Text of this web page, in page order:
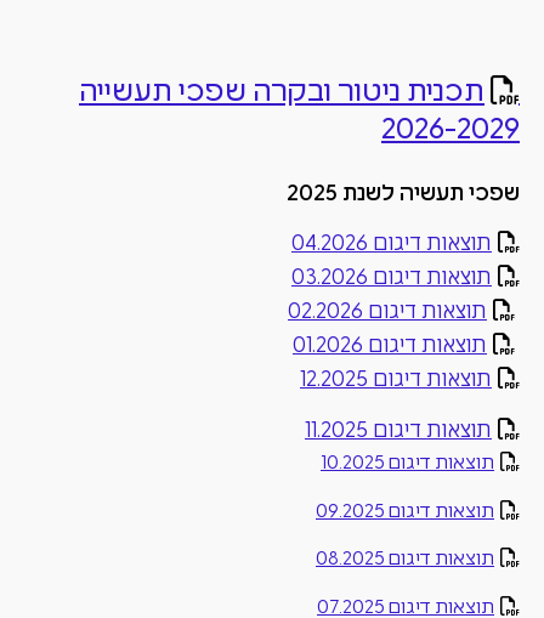
תכנית ניטור ובקרה שפכי תעשייה
2026-2029
שפכי תעשיה לשנת 2025
תוצאות דיגום 04.2026
תוצאות דיגום 03.2026
תוצאות דיגום 02.2026
תוצאות דיגום 01.2026
תוצאות דיגום 12.2025
תוצאות דיגום 11.2025
תוצאות דיגום 10.2025
תוצאות דיגום 09.2025
תוצאות דיגום 08.2025
תוצאות דיגום 07.2025